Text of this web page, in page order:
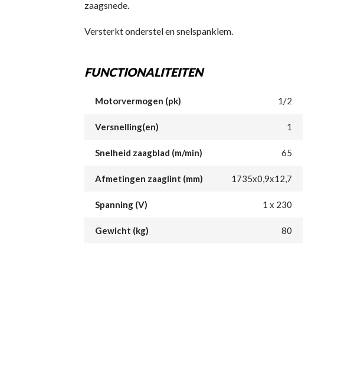
zaagsnede.
Versterkt onderstel en snelspanklem.
FUNCTIONALITEITEN
Motorvermogen (pk) 1/2
Versnelling(en) 1
Snelheid zaagblad (m/min) 65
Afmetingen zaaglint (mm) 1735x0,9x12,7
Spanning (V) 1 x 230
Gewicht (kg) 80